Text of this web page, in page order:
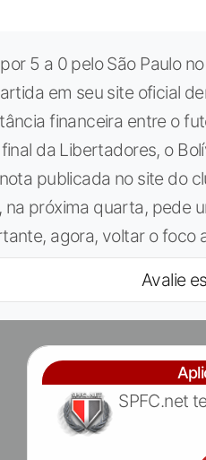
5 a 0 pelo São Paulo
em seu site oficial
financeira entre o
da Libertadores, o
publicada no site do
na próxima quarta, pede
agora, voltar o foco
Avalie
SPFC.net